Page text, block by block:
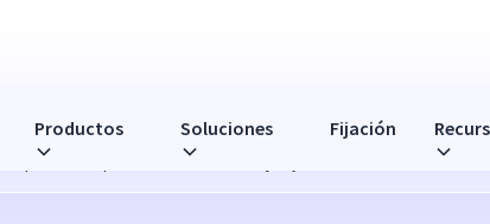
Productos Soluciones Fijación
para su empresa con estos consejos y herramientas!